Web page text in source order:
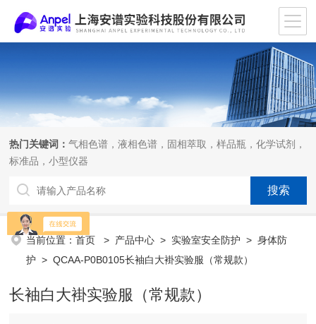
热门关键词：气相色谱，液相色谱，固相萃取，样品瓶，化学试剂，
标准品，小型仪器
当前位置：首页 > 产品中心 > 实验室安全防护 >身体防
护 > QCAA-P0B0105长袖白大褂实验服（常规款）
长袖白大褂实验服（常规款）